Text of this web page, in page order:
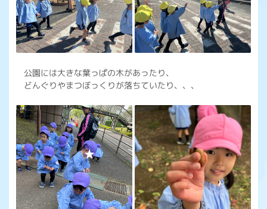
公園には大きな葉っぱの木があったり、
どんぐりやまつぼっくりが落ちていたり、、、